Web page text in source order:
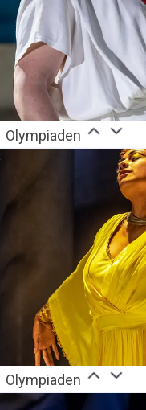
Olympiaden
Olympiaden